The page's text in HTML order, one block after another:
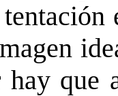
hay que